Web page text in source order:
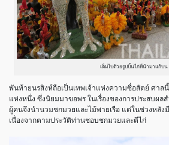
เต็มไปด้วยรูปปั้นไก่ที่นำมาแก้บน
พันท้ายนรสิงห์ถือเป็นเทพเจ้าแห่งความซื่อสัตย์ ศาล
แห่งหนึ่ง ซึ่งนิยมมาขอพร ในเรื่องของการประสบผล
ผู้คนจึงนำนวมชกมวยและไม้พายเรือ แต่ในช่วงหลั
เนื่องจากตามประวัติท่านชอบชกมวยและตีไก่